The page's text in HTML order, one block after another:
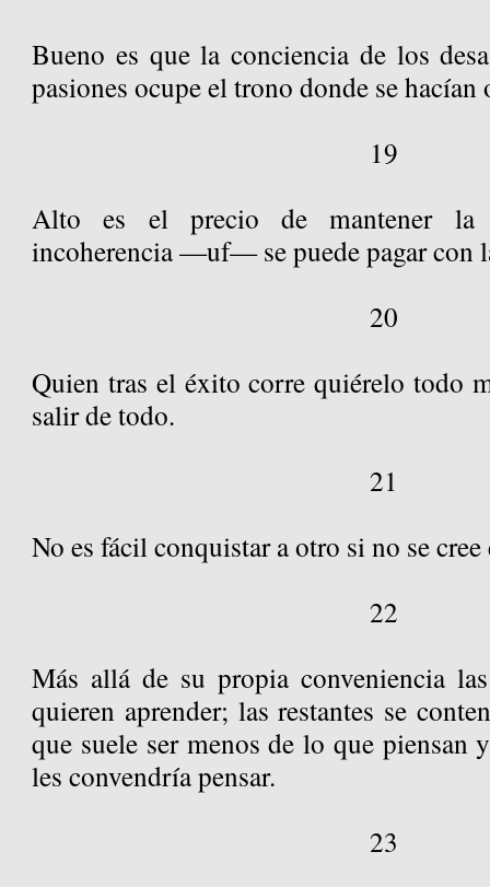
Bueno es que la conciencia de los
pasiones ocupe el trono donde se hacían
19
Alto es el precio de mantener la
incoherencia —uf— se puede pagar con
20
Quien tras el éxito corre quiérelo todo
salir de todo.
21
No es fácil conquistar a otro si no se cree
22
Más allá de su propia conveniencia
quieren aprender; las restantes se
que suele ser menos de lo que piensan
les convendría pensar.
23